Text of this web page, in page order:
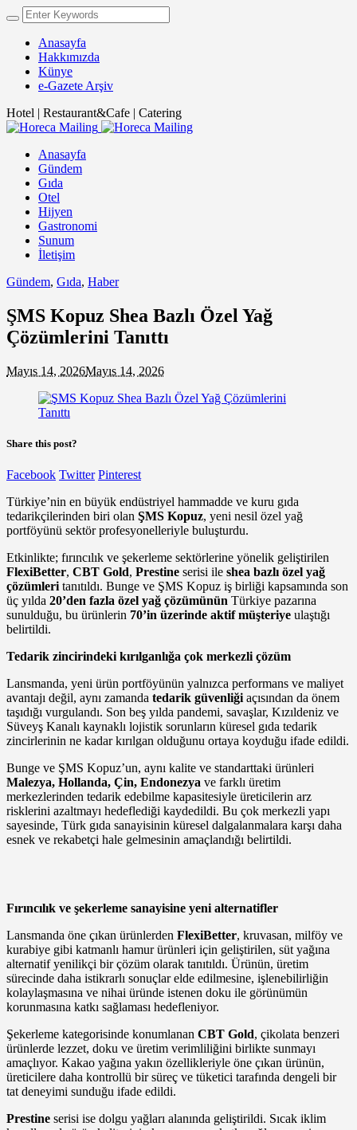
Anasayfa
Hakkımızda
Künye
e-Gazete Arşiv
Hotel | Restaurant&Cafe | Catering
Anasayfa
Gündem
Gıda
Otel
Hijyen
Gastronomi
Sunum
İletişim
Gündem, Gıda, Haber
ŞMS Kopuz Shea Bazlı Özel Yağ
Çözümlerini Tanıttı
Mayıs 14, 2026Mayıs 14, 2026
Share this post?
Facebook Twitter Pinterest
Türkiye’nin en büyük endüstriyel hammadde ve kuru gıda
tedarikçilerinden biri olan ŞMS Kopuz, yeni nesil özel yağ
portföyünü sektör profesyonelleriyle buluşturdu.
Etkinlikte; fırıncılık ve şekerleme sektörlerine yönelik geliştirilen
FlexiBetter, CBT Gold, Prestine serisi ile shea bazlı özel yağ
çözümleri tanıtıldı. Bunge ve ŞMS Kopuz iş birliği kapsamında son
üç yılda 20’den fazla özel yağ çözümünün Türkiye pazarına
sunulduğu, bu ürünlerin 70’in üzerinde aktif müşteriye ulaştığı
belirtildi.
Tedarik zincirindeki kırılganlığa çok merkezli çözüm
Lansmanda, yeni ürün portföyünün yalnızca performans ve maliyet
avantajı değil, aynı zamanda tedarik güvenliği açısından da önem
taşıdığı vurgulandı. Son beş yılda pandemi, savaşlar, Kızıldeniz ve
Süveyş Kanalı kaynaklı lojistik sorunların küresel gıda tedarik
zincirlerinin ne kadar kırılgan olduğunu ortaya koyduğu ifade edildi.
Bunge ve ŞMS Kopuz’un, aynı kalite ve standarttaki ürünleri
Malezya, Hollanda, Çin, Endonezya ve farklı üretim
merkezlerinden tedarik edebilme kapasitesiyle üreticilerin arz
risklerini azaltmayı hedeflediği kaydedildi. Bu çok merkezli yapı
sayesinde, Türk gıda sanayisinin küresel dalgalanmalara karşı daha
esnek ve rekabetçi hale gelmesinin amaçlandığı belirtildi.
Fırıncılık ve şekerleme sanayisine yeni alternatifler
Lansmanda öne çıkan ürünlerden FlexiBetter, kruvasan, milföy ve
kurabiye gibi katmanlı hamur ürünleri için geliştirilen, süt yağına
alternatif yenilikçi bir çözüm olarak tanıtıldı. Ürünün, üretim
sürecinde daha istikrarlı sonuçlar elde edilmesine, işlenebilirliğin
kolaylaşmasına ve nihai üründe istenen doku ile görünümün
korunmasına katkı sağlaması hedefleniyor.
Şekerleme kategorisinde konumlanan CBT Gold, çikolata benzeri
ürünlerde lezzet, doku ve üretim verimliliğini birlikte sunmayı
amaçlıyor. Kakao yağına yakın özellikleriyle öne çıkan ürünün,
üreticilere daha kontrollü bir süreç ve tüketici tarafında dengeli bir
tat deneyimi sunduğu ifade edildi.
Prestine serisi ise dolgu yağları alanında geliştirildi. Sıcak iklim